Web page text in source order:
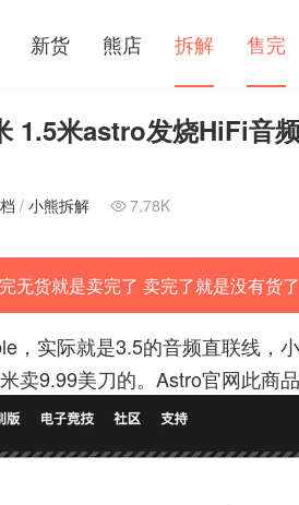
新货 熊店 拆解 售完
1.5米astro发烧HiFi音
/ 小熊拆解  7.78K
无货就是卖完了 卖完了就是没有货
，实际就是3.5的音频直联线，
卖9.99美刀的。 Astro官网此商